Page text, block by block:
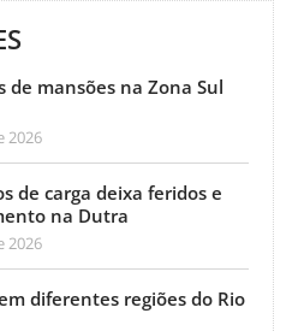
de mansões na Zona Sul
2026
de carga deixa feridos e
na Dutra
2026
diferentes regiões do Rio